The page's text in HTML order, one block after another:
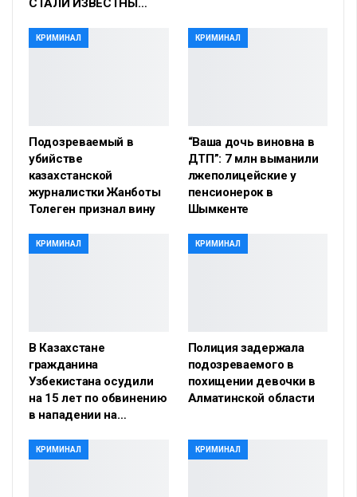
СТАЛИ ИЗВЕСТНЫ…
КРИМИНАЛ
Подозреваемый в
убийстве
казахстанской
журналистки Жанботы
Толеген признал вину
КРИМИНАЛ
“Ваша дочь виновна в
ДТП”: 7 млн выманили
лжеполицейские у
пенсионерок в
Шымкенте
КРИМИНАЛ
В Казахстане
гражданина
Узбекистана осудили
на 15 лет по обвинению
в нападении на…
КРИМИНАЛ
Полиция задержала
подозреваемого в
похищении девочки в
Алматинской области
КРИМИНАЛ КРИМИНАЛ